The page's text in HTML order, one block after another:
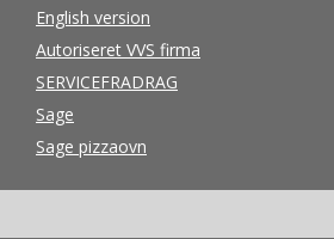
English version
Autoriseret VVS firma
SERVICEFRADRAG
Sage
Sage pizzaovn